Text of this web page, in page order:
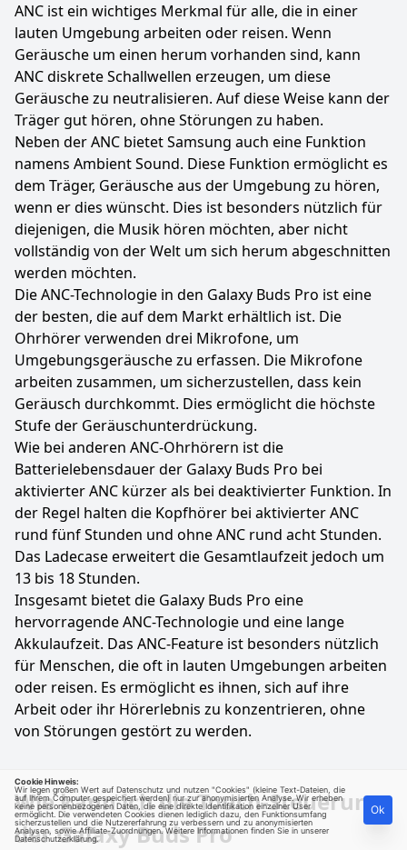
ANC ist ein wichtiges Merkmal für alle, die in einer
lauten Umgebung arbeiten oder reisen. Wenn
Geräusche um einen herum vorhanden sind, kann
ANC diskrete Schallwellen erzeugen, um diese
Geräusche zu neutralisieren. Auf diese Weise kann der
Träger gut hören, ohne Störungen zu haben.
Neben der ANC bietet Samsung auch eine Funktion
namens Ambient Sound. Diese Funktion ermöglicht es
dem Träger, Geräusche aus der Umgebung zu hören,
wenn er dies wünscht. Dies ist besonders nützlich für
diejenigen, die Musik hören möchten, aber nicht
vollständig von der Welt um sich herum abgeschnitten
werden möchten.
Die ANC-Technologie in den Galaxy Buds Pro ist eine
der besten, die auf dem Markt erhältlich ist. Die
Ohrhörer verwenden drei Mikrofone, um
Umgebungsgeräusche zu erfassen. Die Mikrofone
arbeiten zusammen, um sicherzustellen, dass kein
Geräusch durchkommt. Dies ermöglicht die höchste
Stufe der Geräuschunterdrückung.
Wie bei anderen ANC-Ohrhörern ist die
Batterielebensdauer der Galaxy Buds Pro bei
aktivierter ANC kürzer als bei deaktivierter Funktion. In
der Regel halten die Kopfhörer bei aktivierter ANC
rund fünf Stunden und ohne ANC rund acht Stunden.
Das Ladecase erweitert die Gesamtlaufzeit jedoch um
13 bis 18 Stunden.
Insgesamt bietet die Galaxy Buds Pro eine
hervorragende ANC-Technologie und eine lange
Akkulaufzeit. Das ANC-Feature ist besonders nützlich
für Menschen, die oft in lauten Umgebungen arbeiten
oder reisen. Es ermöglicht es ihnen, sich auf ihre
Arbeit oder ihr Hörerlebnis zu konzentrieren, ohne
von Störungen gestört zu werden.
Wie kann ich die Touch-Steuerung
der Galaxy Buds Pro
Cookie Hinweis:
Wir legen großen Wert auf Datenschutz und nutzen "Cookies" (kleine Text-Dateien, die
auf Ihrem Computer gespeichert werden) nur zur anonymisierten Analyse. Wir erheben
keine personenbezogenen Daten, die eine direkte Identifikation einzelner User
ermöglicht. Die verwendeten Cookies dienen lediglich dazu, den Funktionsumfang
sicherzustellen und die Nutzererfahrung zu verbessern und zu anonymisierten
Analysen, sowie Affiliate-Zuordnungen. Weitere Informationen finden Sie in unserer
Datenschutzerklärung.
Ok